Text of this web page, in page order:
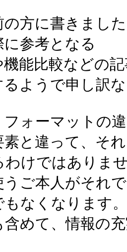
の方に書きまし
に参考となる
機能比較などの
るようで申し訳
フォーマットの
素と違って、そ
わけではありま
うご本人がそれ
もなくなります。
含めて、情報の